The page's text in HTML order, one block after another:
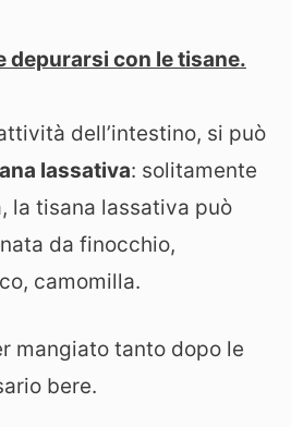
depurarsi con le tisane.
dell’intestino, si può
lassativa: solitamente
la tisana lassativa può
da finocchio,
camomilla.
mangiato tanto dopo le
bere.